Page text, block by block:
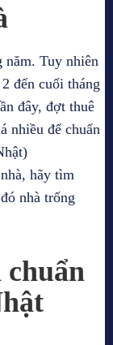
năm. Tuy nhiên
đến cuối tháng
đây, đợt thuê
nhiều để chuẩn
hãy tìm
nhà trống
chuẩn